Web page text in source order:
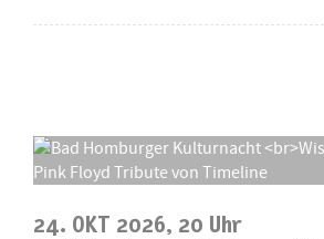
24. OKT 2026, 20 Uhr